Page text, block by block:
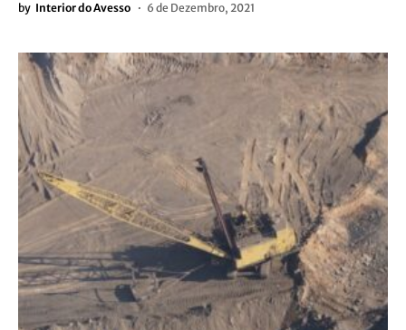
by Interior do Avesso 6 de Dezembro, 2021